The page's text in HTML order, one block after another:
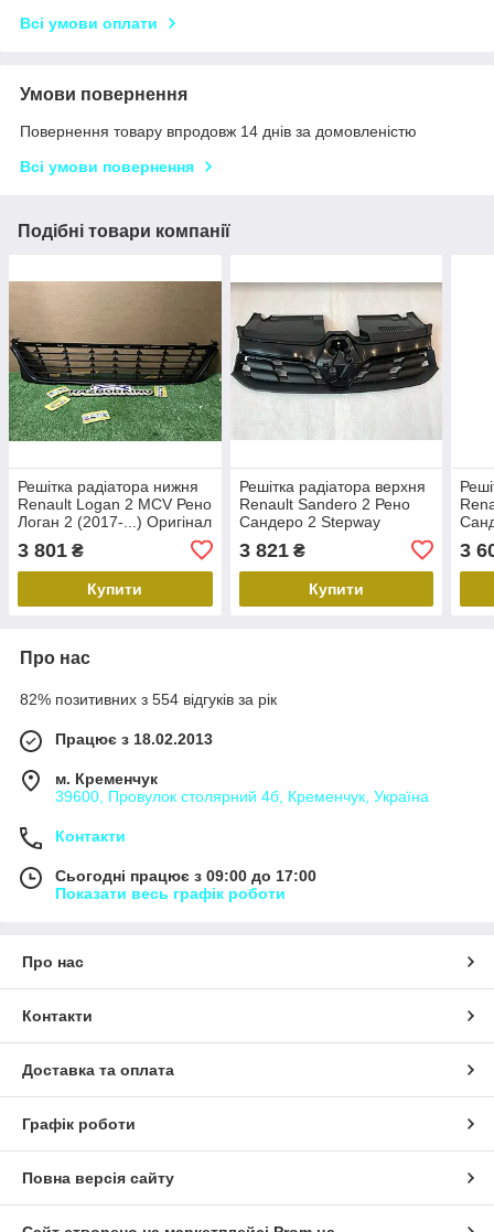
Всі умови оплати
Умови повернення
Повернення товару впродовж 14 днів за домовленістю
Всі умови повернення
Подібні товари компанії
Решітка радіатора нижня
Renault Logan 2 MCV Рено
Логан 2 (2017-...) Оригінал
3 801 ₴
Купити
Решітка радіатора верхня
Renault Sandero 2 Рено
Сандеро 2 Stepway
623106214R
3 821₴
Купити
3
Про нас
82% позитивних з 554 відгуків за рік
Працює з 18.02.2013
м. Кременчук
39600, Провулок столярний 4б, Кременчук, Україна
Контакти
Сьогодні працює з 09:00 до 17:00
Показати весь графік роботи
Про нас
Контакти
Доставка та оплата
Графік роботи
Повна версія сайту